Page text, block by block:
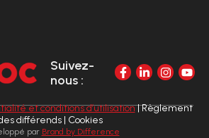
Suivez-
nous :
et conditions d’utilisation| Règlement
différends | Cookies
par Brand by Difference